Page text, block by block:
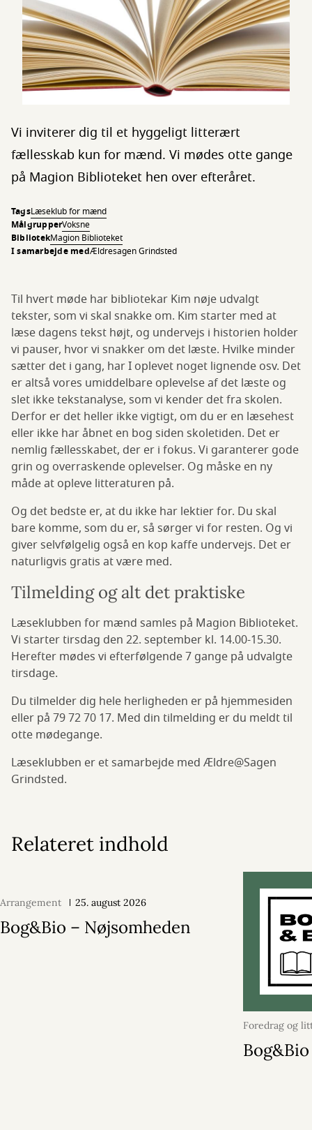
Vi inviterer dig til et hyggeligt litterært
fællesskab kun for mænd. Vi mødes otte gange
på Magion Biblioteket hen over efteråret.
TagsLæseklub for mænd
MålgrupperVoksne
BibliotekMagion Biblioteket
I samarbejde medÆldresagen Grindsted
Til hvert møde har bibliotekar Kim nøje udvalgt
tekster, som vi skal snakke om. Kim starter med at
læse dagens tekst højt, og undervejs i historien holder
vi pauser, hvor vi snakker om det læste. Hvilke minder
sætter det i gang, har I oplevet noget lignende osv. Det
er altså vores umiddelbare oplevelse af det læste og
slet ikke tekstanalyse, som vi kender det fra skolen.
Derfor er det heller ikke vigtigt, om du er en læsehest
eller ikke har åbnet en bog siden skoletiden. Det er
nemlig fællesskabet, der er i fokus. Vi garanterer gode
grin og overraskende oplevelser. Og måske en ny
måde at opleve litteraturen på.
Og det bedste er, at du ikke har lektier for. Du skal
bare komme, som du er, så sørger vi for resten. Og vi
giver selvfølgelig også en kop kaffe undervejs. Det er
naturligvis gratis at være med.
Tilmelding og alt det praktiske
Læseklubben for mænd samles på Magion Biblioteket.
Vi starter tirsdag den 22. september kl. 14.00-15.30.
Herefter mødes vi efterfølgende 7 gange på udvalgte
tirsdage.
Du tilmelder dig hele herligheden er på hjemmesiden
eller på 79 72 70 17. Med din tilmelding er du meldt til
otte mødegange.
Læseklubben er et samarbejde med Ældre@Sagen
Grindsted.
Relateret indhold
Arrangement 25. august 2026
Bog&Bio – Nøjsomheden
Foredrag og
juli 2026
Bog&Bio